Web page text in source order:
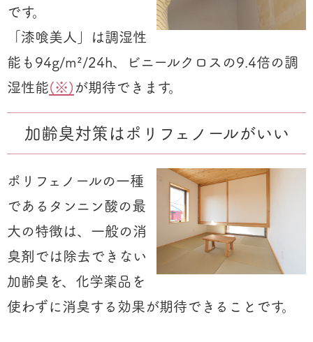
です。
「漆喰美人」は調湿性
能も94g/m²/24h、ビニールクロスの9.4倍の調
湿性能(※) が期待できます。
加齢臭対策はポリフェノールがいい
ポリフェノールの一種
であるタンニン酸の最
大の特徴は、一般の消
臭剤では除去できない
加齢臭を、化学薬品を
使わずに消臭する効果が期待できることです。